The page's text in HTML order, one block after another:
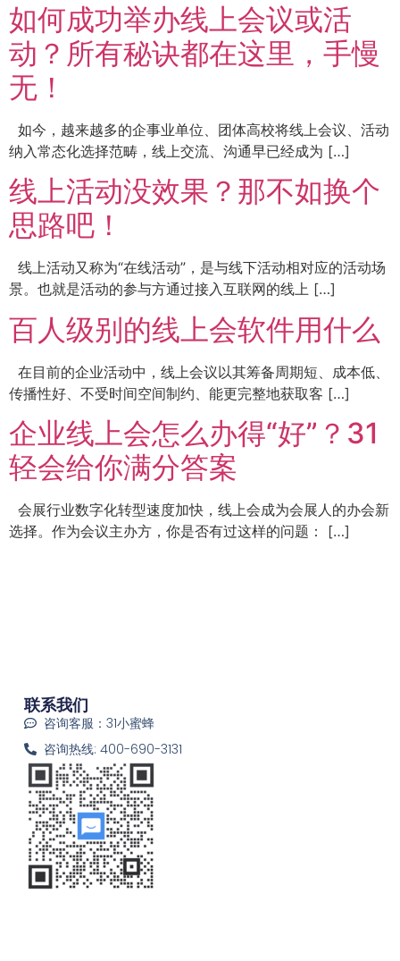
如何成功举办线上会议或活
动？所有秘诀都在这里，手慢
无！
如今，越来越多的企事业单位、团体高校将线上会议、活动
纳入常态化选择范畴，线上交流、沟通早已经成为 […]
线上活动没效果？那不如换个
思路吧！
线上活动又称为“在线活动”，是与线下活动相对应的活动场
景。也就是活动的参与方通过接入互联网的线上 […]
百人级别的线上会软件用什么
在目前的企业活动中，线上会议以其筹备周期短、成本低、
传播性好、不受时间空间制约、能更完整地获取客 […]
企业线上会怎么办得“好”？31
轻会给你满分答案
会展行业数字化转型速度加快，线上会成为会展人的办会新
选择。作为会议主办方，你是否有过这样的问题： […]
联系我们
咨询客服：31小蜜蜂
咨询热线: 400-690-3131